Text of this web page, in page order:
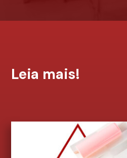
Leia mais!